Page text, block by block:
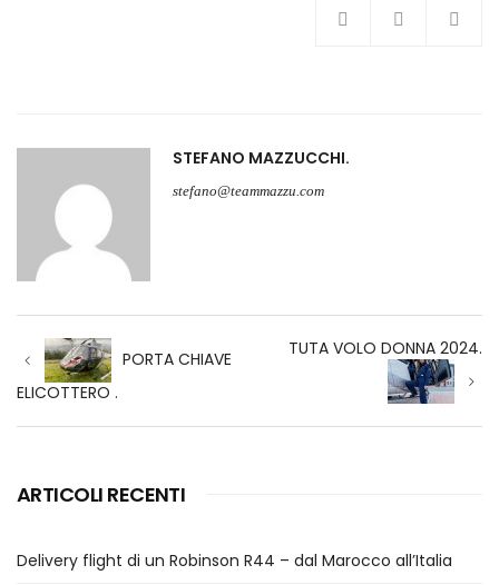
STEFANO MAZZUCCHI
stefano@teammazzu.com
Navigazione
articoli
PORTA CHIAVE
ELICOTTERO .
TUTA VOLO DONNA 2024.
ARTICOLI RECENTI
Delivery flight di un Robinson R44 – dal Marocco all’Italia